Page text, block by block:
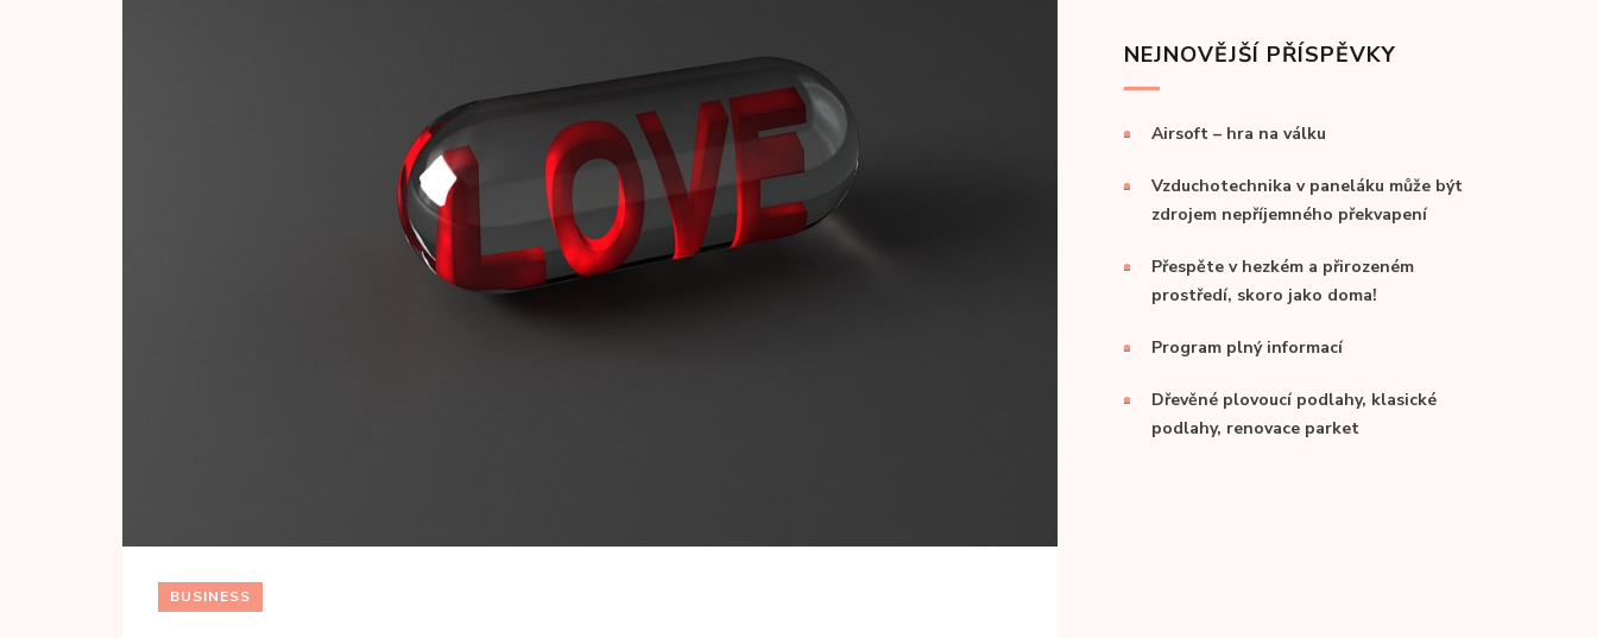
BUSINESS
NEJNOVĚJŠÍ PŘÍSPĚVKY
Airsoft – hra na válku
Vzduchotechnika v paneláku může být
zdrojem nepříjemného překvapení
Přespěte v hezkém a přirozeném
prostředí, skoro jako doma!
Program plný informací
Dřevěné plovoucí podlahy, klasické
podlahy, renovace parket